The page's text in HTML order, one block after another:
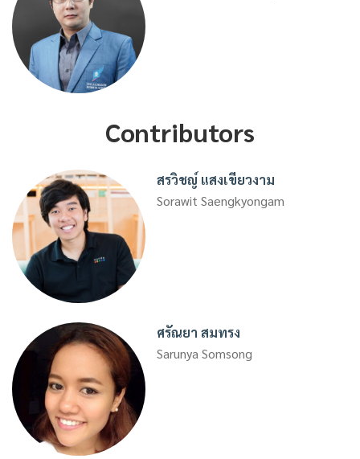
Contributors
สรวิชญ์ แสงเขียวงาม
Sorawit Saengkyongam
ศรัณยา สมทรง
Sarunya Somsong